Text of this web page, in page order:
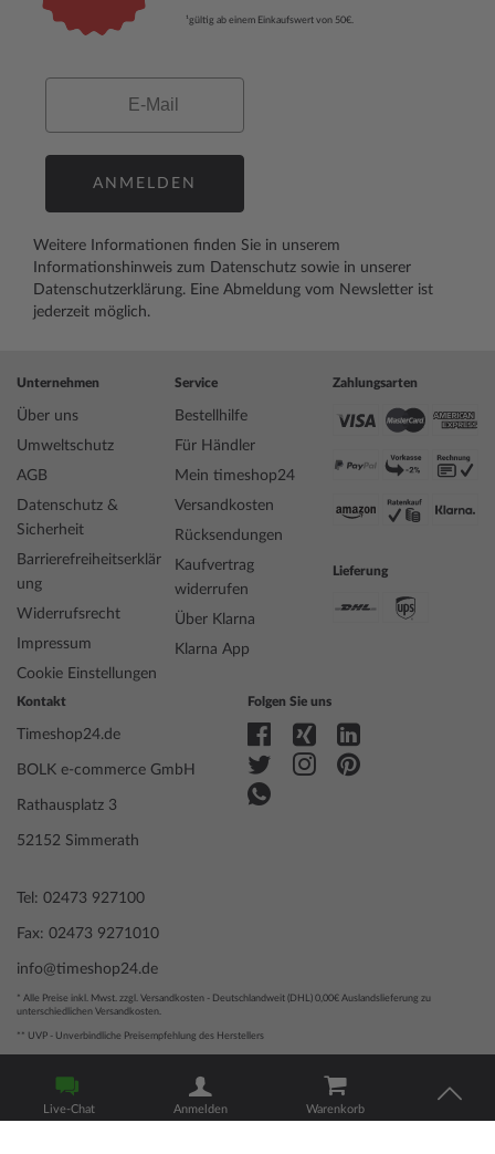
Live-Chat Anmelden Warenkorb
¹gültig ab einem Einkaufswert von 50€.
Email
ANMELDEN
Weitere Informationen finden Sie in unserem
Informationshinweis zum Datenschutz sowie in unserer
Datenschutzerklärung. Eine Abmeldung vom Newsletter ist
jederzeit möglich.
Unternehmen
Über uns
Umweltschutz
AGB
Datenschutz &
Sicherheit
Barrierefreiheitserklär
ung
Widerrufsrecht
Impressum
Cookie Einstellungen
Service
Bestellhilfe
Für Händler
Mein timeshop24
Versandkosten
Rücksendungen
Kaufvertrag
widerrufen
Über Klarna
Klarna App
Zahlungsarten
Lieferung
Kontakt
Timeshop24.de
BOLK e-commerce GmbH
Rathausplatz 3
52152 Simmerath
Tel: 02473 927100
Fax: 02473 9271010
info@timeshop24.de
Folgen Sie uns
* Alle Preise inkl. Mwst. zzgl. Versandkosten - Deutschlandweit (DHL) 0,00€ Auslandslieferung zu
unterschiedlichen Versandkosten.
** UVP - Unverbindliche Preisempfehlung des Herstellers
© 2004 - 2026, BOLK e-commerce GmbH | Technische Umsetzung
durchwww.mediarox.de